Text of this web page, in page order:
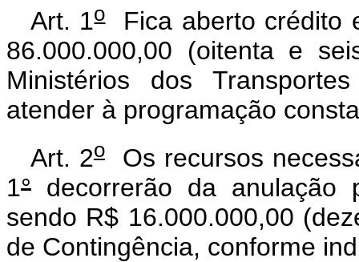
Art. 1oFica aberto crédito
86.000.000,00 (oitenta e
Ministérios dos
atender à programação
Art. 2oOs recursos
1° decorrerão da anulação
sendo R$ 16.000.000,00
de Contingência, conforme